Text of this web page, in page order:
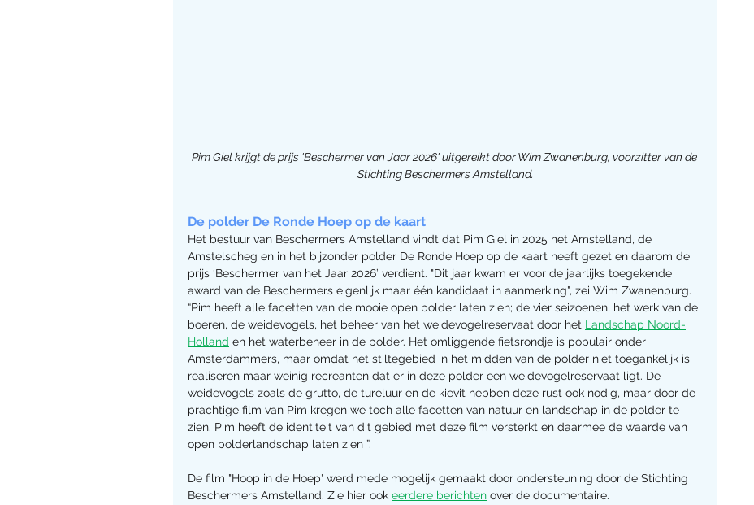
Pim Giel krijgt de prijs 'Beschermer van Jaar 2026' uitgereikt door Wim Zwanenburg, voorzitter van de
Stichting Beschermers Amstelland.
De polder De Ronde Hoep op de kaart
Het bestuur van Beschermers Amstelland vindt dat Pim Giel in 2025 het Amstelland, de
Amstelscheg en in het bijzonder polder De Ronde Hoep op de kaart heeft gezet en daarom de
prijs ‘Beschermer van het Jaar 2026’ verdient. "Dit jaar kwam er voor de jaarlijks toegekende
award van de Beschermers eigenlijk maar één kandidaat in aanmerking", zei Wim Zwanenburg.
“Pim heeft alle facetten van de mooie open polder laten zien; de vier seizoenen, het werk van de
boeren, de weidevogels, het beheer van het weidevogelreservaat door het Landschap Noord-
Holland en het waterbeheer in de polder. Het omliggende fietsrondje is populair onder
Amsterdammers, maar omdat het stiltegebied in het midden van de polder niet toegankelijk is
realiseren maar weinig recreanten dat er in deze polder een weidevogelreservaat ligt. De
weidevogels zoals de grutto, de tureluur en de kievit hebben deze rust ook nodig, maar door de
prachtige film van Pim kregen we toch alle facetten van natuur en landschap in de polder te
zien. Pim heeft de identiteit van dit gebied met deze film versterkt en daarmee de waarde van
open polderlandschap laten zien ”.
De film "Hoop in de Hoep' werd mede mogelijk gemaakt door ondersteuning door de Stichting
Beschermers Amstelland. Zie hier ook eerdere berichten over de documentaire.